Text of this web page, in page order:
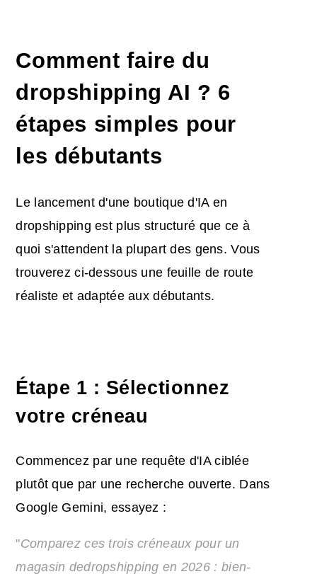
Comment faire du
dropshipping AI ? 6
étapes simples pour
les débutants
Le lancement d'une boutique d'IA en
dropshipping est plus structuré que ce à
quoi s'attendent la plupart des gens. Vous
trouverez ci-dessous une feuille de route
réaliste et adaptée aux débutants.
Étape 1 : Sélectionnez
votre créneau
Commencez par une requête d'IA ciblée
plutôt que par une recherche ouverte. Dans
Google Gemini, essayez :
"Comparez ces trois créneaux pour un
magasin dedropshipping en 2026 : bien-